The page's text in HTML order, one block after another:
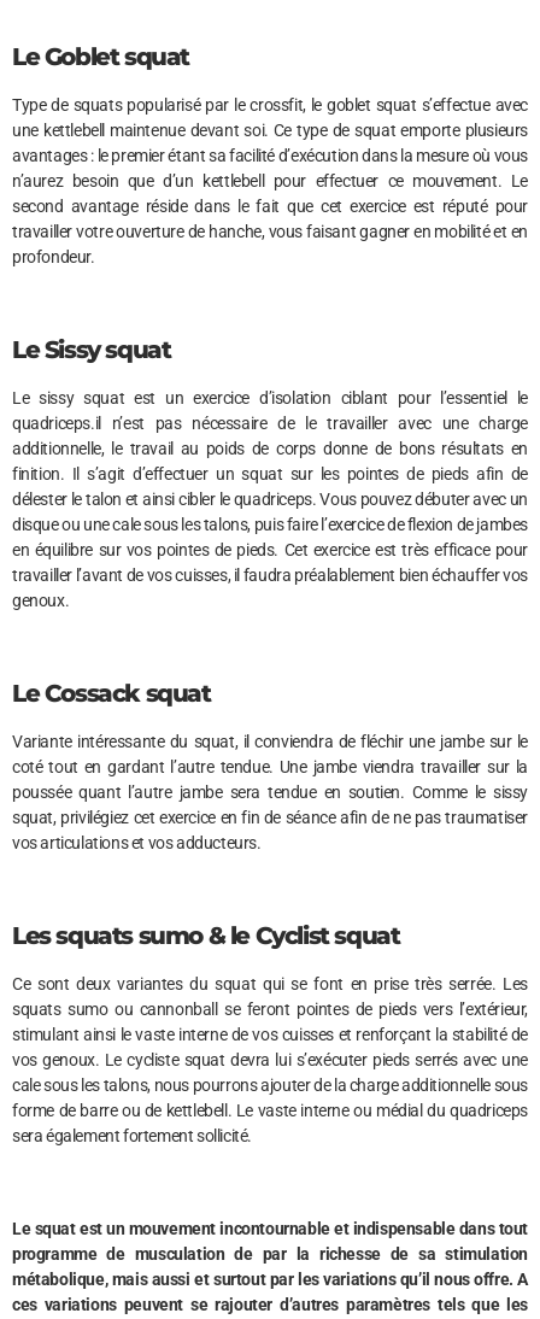
Le Goblet squat
Type de squats popularisé par le crossfit, le goblet squat s’effectue avec
une kettlebell maintenue devant soi. Ce type de squat emporte plusieurs
avantages : le premier étant sa facilité d’exécution dans la mesure où vous
n’aurez besoin que d’un kettlebell pour effectuer ce mouvement. Le
second avantage réside dans le fait que cet exercice est réputé pour
travailler votre ouverture de hanche, vous faisant gagner en mobilité et en
profondeur.
Le Sissy squat
Le sissy squat est un exercice d’isolation ciblant pour l’essentiel le
quadriceps.il n’est pas nécessaire de le travailler avec une charge
additionnelle, le travail au poids de corps donne de bons résultats en
finition. Il s’agit d’effectuer un squat sur les pointes de pieds afin de
délester le talon et ainsi cibler le quadriceps. Vous pouvez débuter avec un
disque ou une cale sous les talons, puis faire l’exercice de flexion de jambes
en équilibre sur vos pointes de pieds. Cet exercice est très efficace pour
travailler l’avant de vos cuisses, il faudra préalablement bien échauffer vos
genoux.
Le Cossack squat
Variante intéressante du squat, il conviendra de fléchir une jambe sur le
coté tout en gardant l’autre tendue. Une jambe viendra travailler sur la
poussée quant l’autre jambe sera tendue en soutien. Comme le sissy
squat, privilégiez cet exercice en fin de séance afin de ne pas traumatiser
vos articulations et vos adducteurs.
Les squats sumo & le Cyclist squat
Ce sont deux variantes du squat qui se font en prise très serrée. Les
squats sumo ou cannonball se feront pointes de pieds vers l’extérieur,
stimulant ainsi le vaste interne de vos cuisses et renforçant la stabilité de
vos genoux. Le cycliste squat devra lui s’exécuter pieds serrés avec une
cale sous les talons, nous pourrons ajouter de la charge additionnelle sous
forme de barre ou de kettlebell. Le vaste interne ou médial du quadriceps
sera également fortement sollicité.
Le squat est un mouvement incontournable et indispensable dans tout
programme de musculation de par la richesse de sa stimulation
métabolique, mais aussi et surtout par les variations qu’il nous offre. A
ces variations peuvent se rajouter d’autres paramètres tels que les